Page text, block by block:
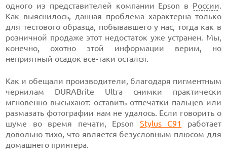
одного из представителей компании Epson в России.
Как выяснилось, данная проблема характерна только
для тестового образца, побывавшего у нас, тогда как в
розничной продаже этот недостаток уже устранен. Мы,
конечно, охотно этой информации верим, но
неприятный осадок все-таки остался.
Как и обещали производители, благодаря пигментным
чернилам DURABrite Ultra снимки практически
мгновенно высыхают: оставить отпечатки пальцев или
размазать фотографии нам не удалось. Если говорить о
шуме во время печати, Epson Stylus C91
работает
довольно тихо, что является безусловным плюсом для
домашнего принтера.